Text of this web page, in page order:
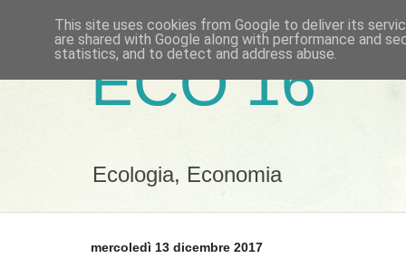
ECO 16
Ecologia, Economia
mercoledì 13 dicembre 2017
This site uses cookies from Google to deliver its
are shared with Google along with performance and
statistics, and to detect and address abuse.